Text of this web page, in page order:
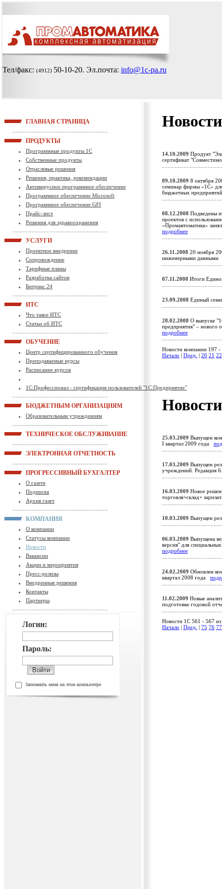
Тел/факс: (4912) 50-10-20. Эл.почта: info@1c-pa.ru
ГЛАВНАЯ СТРАНИЦА
ПРОДУКТЫ
Программные продукты 1С
Собственные продукты
Отраслевые решения
Решения, практика, рекомендации
Антивирусное программное обеспечение
Программное обеспечение Microsoft
Программное обеспечение GFI
Прайс-лист
Решения для здравоохранения
УСЛУГИ
Проектное внедрение
Сопровождение
Тарифные планы
Разработка сайтов
Битрикс 24
ИТС
Что такое ИТС
Статьи об ИТС
ОБУЧЕНИЕ
Центр сертифицированного обучения
Преподаваемые курсы
Расписание курсов
1С:Профессионал - сертификация пользователей "1С:Предприятие"
БЮДЖЕТНЫМ ОРГАНИЗАЦИЯМ
Образовательным учреждениям
ТЕХНИЧЕСКОЕ ОБСЛУЖИВАНИЕ
ЭЛЕКТРОННАЯ ОТЧЕТНОСТЬ
ПРОГРЕССИВНЫЙ БУХГАЛТЕР
О газете
Подписка
Архив газет
КОМПАНИЯ
О компании
Статусы компании
Новости
Вакансии
Акции и мероприятия
Пресс-релизы
Внедренные решения
Контакты
Партнеры
Логин:
Пароль:
Запомнить меня на этом компьютере
14.10.2009 Продукт
сертификат
09.10.2009 8 октября
семинар фирмы «1С» для
бюджетных
08.12.2008 Подведены
проектов с
«Промавтоматика»
подробнее
26.11.2008 20 ноября
инженерными
07.11.2008 Итоги
23.09.2008 Единый
28.02.2008 О выпуске
предприятия" – нового
подробнее
Новости компании 197 -
Начало
Пред. 20 21 22
25.03.2009 Выпущен
I квартал 2009 года
17.03.2009 Выпущен
учреждений. Редакция
16.03.2009 Новое
торговля+склад+
10.03.2009 Выпущен
06.03.2009 Выпущена
версия" для
подробнее
24.02.2009 Обновлен
квартал 2008 года
11.02.2009 Новые
подготовке годовой
Новости 1C 561 - 567
Начало
Пред. 75 76 77